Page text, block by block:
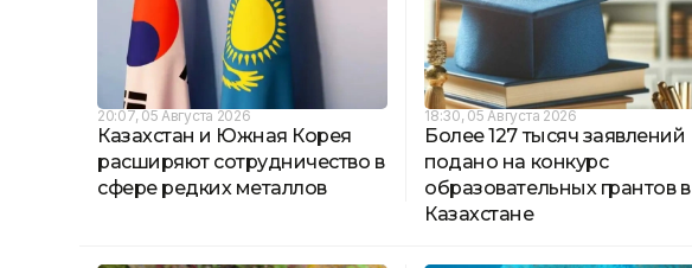
20:07, 05 Августа 2026
Казахстан и Южная Корея
расширяют сотрудничество в
сфере редких металлов
18:30, 05 Августа 2026
Более 127 тысяч заявлений
подано на конкурс
образовательных грантов в
Казахстане